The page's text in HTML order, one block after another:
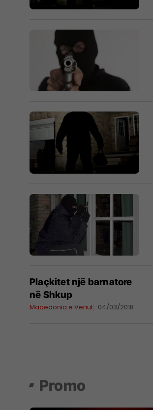
Plaçkitet një barnatore
në Shkup
Maqedonia e Veriut 04/03/2018
Promo